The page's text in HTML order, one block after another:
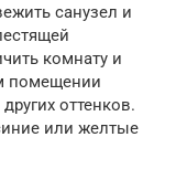
санузел и
комнату и
помещении
оттенков.
или желтые